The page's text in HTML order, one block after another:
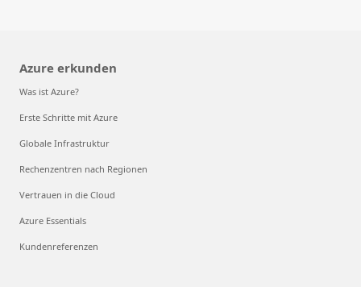
Azure erkunden
Was ist Azure?
Erste Schritte mit Azure
Globale Infrastruktur
Rechenzentren nach Regionen
Vertrauen in die Cloud
Azure Essentials
Kundenreferenzen